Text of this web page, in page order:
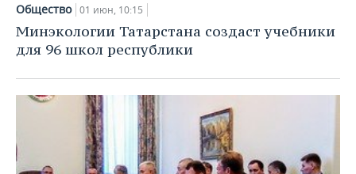
Общество 01 июн, 10:15
Минэкологии Татарстана создаст учебники
для 96 школ республики